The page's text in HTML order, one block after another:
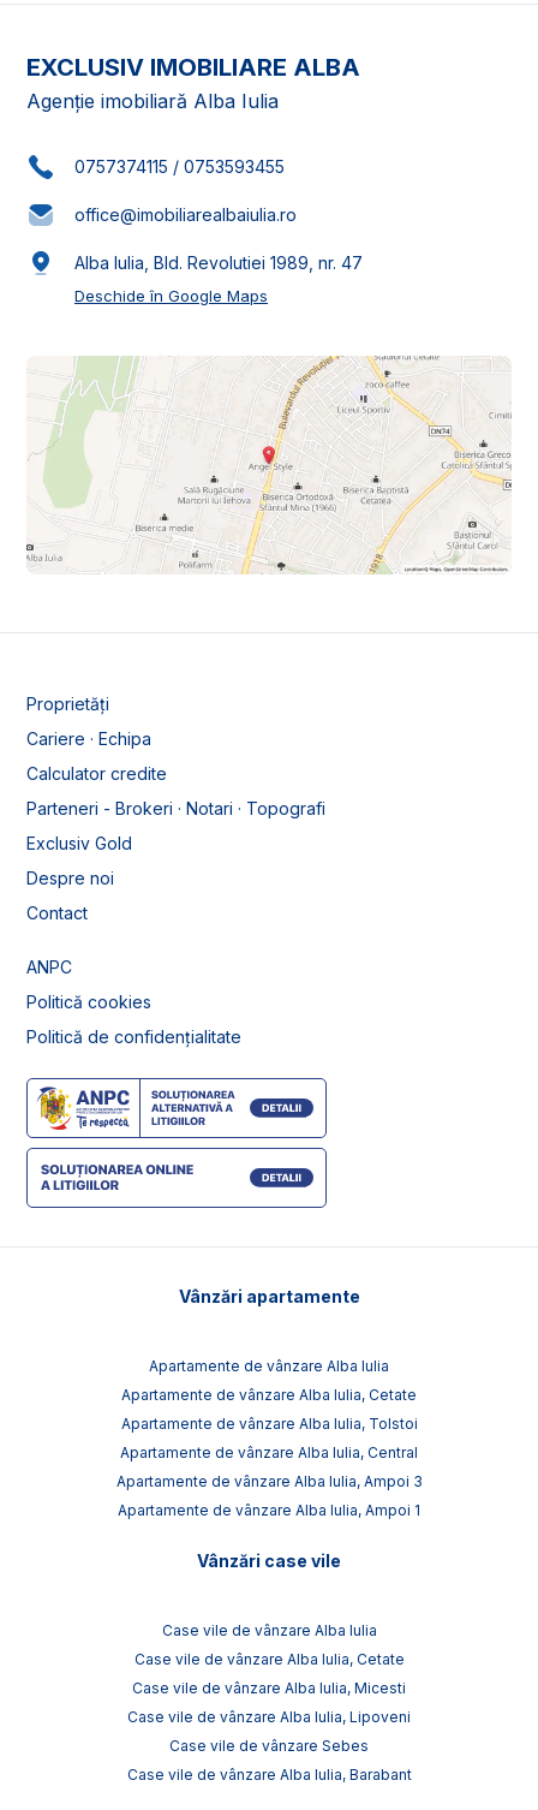
EXCLUSIV IMOBILIARE ALBA
Agenție imobiliară Alba Iulia
0757374115 / 0753593455
office@imobiliarealbaiulia.ro
Alba Iulia, Bld. Revolutiei 1989, nr. 47
Deschide în Google Maps
Proprietăți
Cariere · Echipa
Calculator credite
Parteneri - Brokeri · Notari · Topografi
Exclusiv Gold
Despre noi
Contact
ANPC
Politică cookies
Politică de confidențialitate
Vânzări apartamente
Apartamente de vânzare Alba Iulia
Apartamente de vânzare Alba Iulia, Cetate
Apartamente de vânzare Alba Iulia, Tolstoi
Apartamente de vânzare Alba Iulia, Central
Apartamente de vânzare Alba Iulia, Ampoi 3
Apartamente de vânzare Alba Iulia, Ampoi 1
Vânzări case vile
Case vile de vânzare Alba Iulia
Case vile de vânzare Alba Iulia, Cetate
Case vile de vânzare Alba Iulia, Micesti
Case vile de vânzare Alba Iulia, Lipoveni
Case vile de vânzare Sebes
Case vile de vânzare Alba Iulia, Barabant